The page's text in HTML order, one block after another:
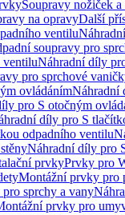
Soupravy nožiček
na opravyDalší
ventilu
soupravy pro
ventiluNáhradní díly
pro sprchové
ovládánímNáhradní
pro S otočným
díly pro S
odpadního ventilu
Náhradní díly pro
prvkyPrvky pro
Montážní prvky pro
sprchy a vany
prvky pro